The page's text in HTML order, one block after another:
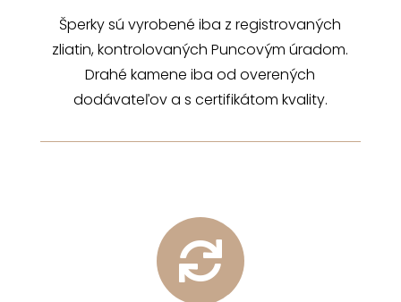
Šperky sú vyrobené iba z registrovaných
zliatin, kontrolovaných Puncovým úradom.
Drahé kamene iba od overených
dodávateľov a s certifikátom kvality.
